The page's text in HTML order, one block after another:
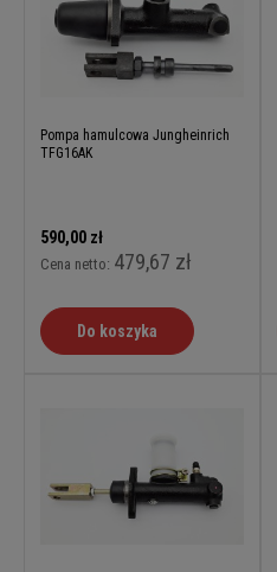
Pompa hamulcowa Jungheinrich
TFG16AK
590,00 zł
Cena netto: 479,67 zł
Do koszyka